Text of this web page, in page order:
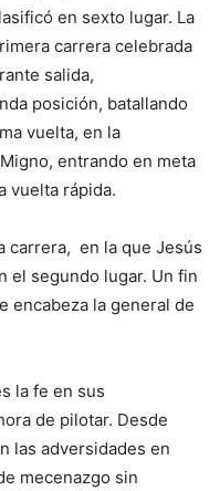
en sexto lugar. La
carrera celebrada
salida,
posición, batallando
vuelta, en la
entrando en meta
vuelta rápida.
carrera, en la que Jesús
el segundo lugar. Un fin
encabeza la general de
la fe en sus
de pilotar. Desde
las adversidades en
mecenazgo sin